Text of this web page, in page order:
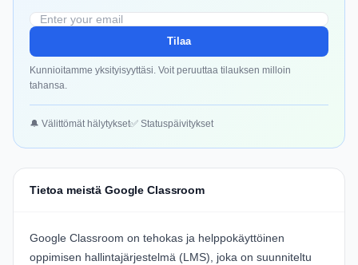
Tilaa
Kunnioitamme yksityisyyttäsi. Voit peruuttaa tilauksen milloin
tahansa.
🔔 Välittömät hälytykset✅ Statuspäivitykset
Tietoa meistä Google Classroom
Google Classroom on tehokas ja helppokäyttöinen
oppimisen hallintajärjestelmä (LMS), joka on suunniteltu